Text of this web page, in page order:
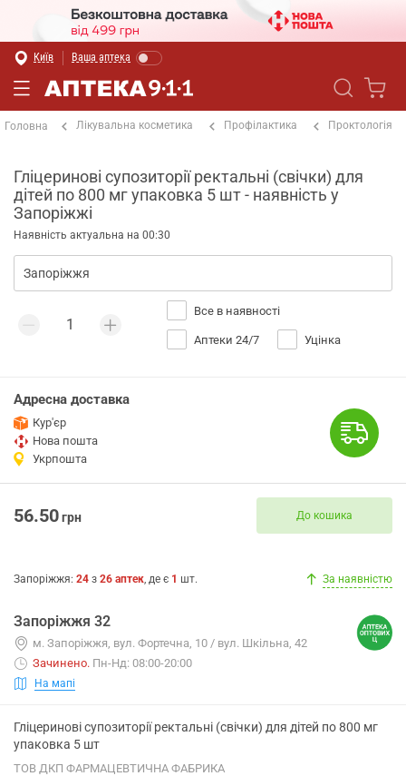
Київ Ваша аптека
Головна Лікувальна косметика Профілактика Проктологія
Гліцеринові супозиторії ректальні (свічки) для
дітей по 800 мг упаковка 5 шт - наявність у
Запоріжжі
Наявність актуальна на 00:30
Все в наявності
Аптеки 24/7 Уцінка
Адресна доставка
Кур'єр
Нова пошта
Укрпошта
56.50грн До кошика
Запоріжжя: 24 з 26 аптек, де є 1 шт. За наявністю
Запоріжжя 32
м. Запоріжжя, вул. Фортечна, 10 / вул. Шкільна, 42
Зачинено. Пн-Нд: 08:00-20:00
На мапі
Гліцеринові супозиторії ректальні (свічки) для дітей по 800 мг
упаковка 5 шт
ТОВ ДКП ФАРМАЦЕВТИЧНА ФАБРИКА